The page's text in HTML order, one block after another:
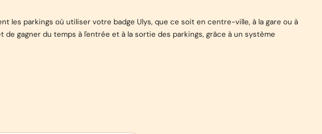
les parkings où utiliser votre badge Ulys, que ce soit en centre-ville, à la gare ou à
gagner du temps à l'entrée et à la sortie des parkings, grâce à un système